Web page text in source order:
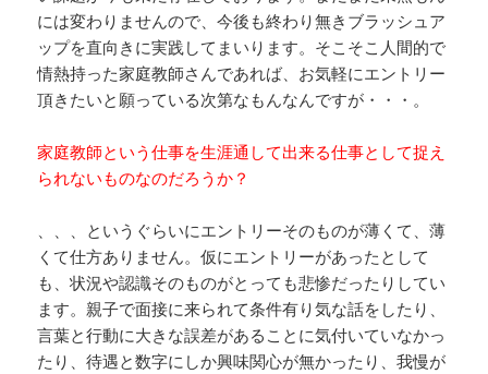
には変わりませんので、今後も終わり無きブラッシュア
ップを直向きに実践してまいります。そこそこ人間的で
情熱持った家庭教師さんであれば、お気軽にエントリー
頂きたいと願っている次第なもんなんですが・・・。
家庭教師という仕事を生涯通して出来る仕事として捉え
られないものなのだろうか？
、、、というぐらいにエントリーそのものが薄くて、薄
くて仕方ありません。仮にエントリーがあったとして
も、状況や認識そのものがとっても悲惨だったりしてい
ます。親子で面接に来られて条件有り気な話をしたり、
言葉と行動に大きな誤差があることに気付いていなかっ
たり、待遇と数字にしか興味関心が無かったり、我慢が